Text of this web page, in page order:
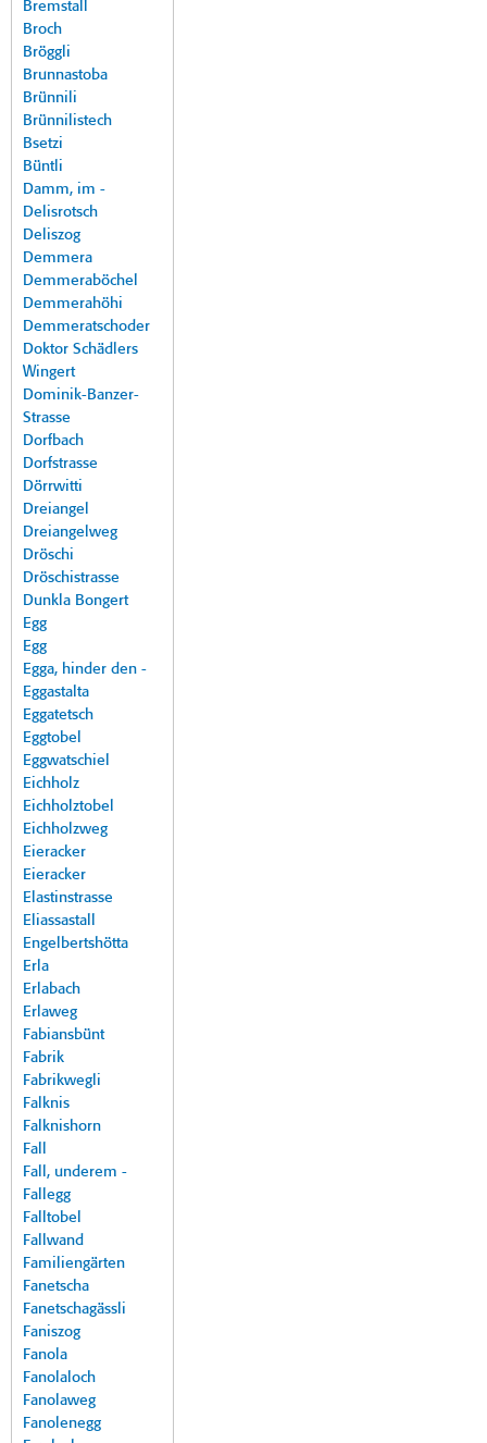
Bremstall
Broch
Bröggli
Brunnastoba
Brünnili
Brünnilistech
Bsetzi
Büntli
Damm, im -
Delisrotsch
Deliszog
Demmera
Demmeraböchel
Demmerahöhi
Demmeratschoder
Doktor Schädlers
Wingert
Dominik-Banzer-
Strasse
Dorfbach
Dorfstrasse
Dörrwitti
Dreiangel
Dreiangelweg
Dröschi
Dröschistrasse
Dunkla Bongert
Egg
Egg
Egga, hinder den -
Eggastalta
Eggatetsch
Eggtobel
Eggwatschiel
Eichholz
Eichholztobel
Eichholzweg
Eieracker
Eieracker
Elastinstrasse
Eliassastall
Engelbertshötta
Erla
Erlabach
Erlaweg
Fabiansbünt
Fabrik
Fabrikwegli
Falknis
Falknishorn
Fall
Fall, underem -
Fallegg
Falltobel
Fallwand
Familiengärten
Fanetscha
Fanetschagässli
Faniszog
Fanola
Fanolaloch
Fanolaweg
Fanolenegg